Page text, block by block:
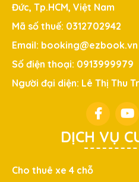
Đức, Tp.HCM, Việt Nam
Mã số thuế: 0312702942
Email: booking@ezbook.vn
Số điện thoại: 0913999979
Người đại diện: Lê Thị Thu
DỊCH VỤ
Cho thuê xe 4 chỗ